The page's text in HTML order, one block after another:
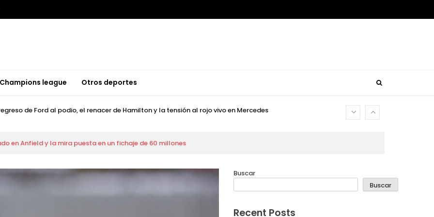
Champions league Otros deportes
mundial: Alcaraz completa el Grand Slam mientras Fonseca busca reencontrar su rumbo
de Ford al podio, el renacer de Hamilton y la tensión al rojo vivo en Mercedes
Botafogo recibe al Barcelona SC
mundial: Alcaraz completa el Grand Slam mientras Fonseca busca reencontrar su rumbo
para Curry en una Navidad agridulce por la lesión de Anthony Davis
de Ford al podio, el renacer de Hamilton y la tensión al rojo vivo en Mercedes
en Anfield y la mira puesta en un fichaje de 60 millones
Buscar
Buscar
Recent Posts